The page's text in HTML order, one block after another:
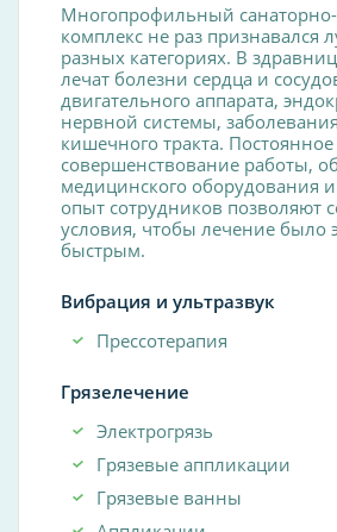
Многопрофильный
комплекс не раз признавался
разных категориях. В
лечат болезни сердца и
двигательного аппарата,
нервной системы,
кишечного тракта. Постоянное
совершенствование работы,
медицинского оборудования
опыт сотрудников позволяют
условия, чтобы лечение
быстрым.
Вибрация и ультразвук
Прессотерапия
Грязелечение
Электрогрязь
Грязевые аппликации
Грязевые ванны